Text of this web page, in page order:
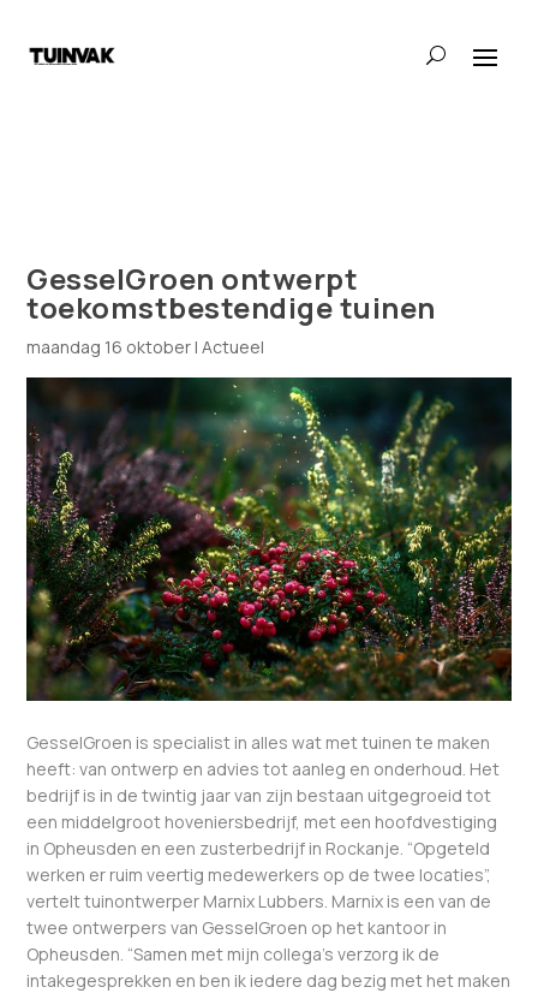
GesselGroen ontwerpt
toekomstbestendige tuinen
maandag 16 oktober |Actueel
GesselGroen is specialist in alles wat met tuinen te maken
heeft: van ontwerp en advies tot aanleg en onderhoud. Het
bedrijf is in de twintig jaar van zijn bestaan uitgegroeid tot
een middelgroot hoveniersbedrijf, met een hoofdvestiging
in Opheusden en een zusterbedrijf in Rockanje. “Opgeteld
werken er ruim veertig medewerkers op de twee locaties”,
vertelt tuinontwerper Marnix Lubbers. Marnix is een van de
twee ontwerpers van GesselGroen op het kantoor in
Opheusden. “Samen met mijn collega’s verzorg ik de
intakegesprekken en ben ik iedere dag bezig met het maken